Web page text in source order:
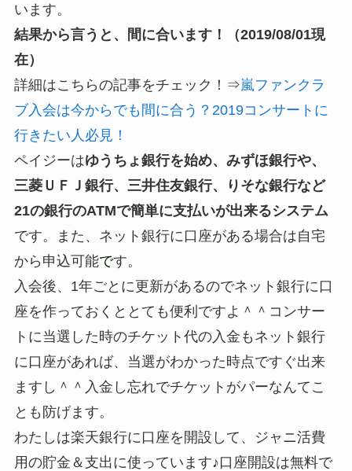
います。
結果から言うと、間に合います！（2019/08/01現
在）
詳細はこちらの記事をチェック！⇒嵐ファンクラ
ブ入会は今からでも間に合う？2019コンサートに
行きたい人必見！
ペイジーはゆうちょ銀行を始め、みずほ銀行や、
三菱ＵＦＪ銀行、三井住友銀行、りそな銀行など
21の銀行のATMで簡単に支払いが出来るシステム
です。また、 ネット銀行に口座がある場合は自宅
から申込可能です。
入会後、1年ごとに更新があるのでネット銀行に口
座を作っておくととても便利ですよ＾＾コンサー
トに当選した時のチケット代の入金もネット銀行
に口座があれば、当選がわかった時点ですぐ出来
ますし＾＾入金し忘れでチケットがパーなんてこ
とも防げます。
わたしは楽天銀行に口座を開設して、ジャニ活費
用の貯金＆支出に使っています♪口座開設は無料で